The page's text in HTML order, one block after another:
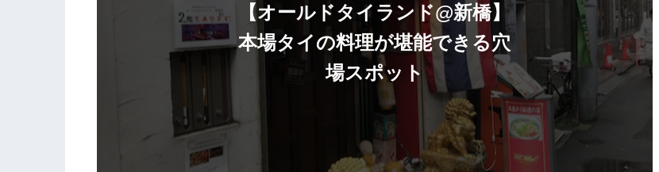
【オールドタイランド@新橋】
本場タイの料理が堪能できる穴
場スポット